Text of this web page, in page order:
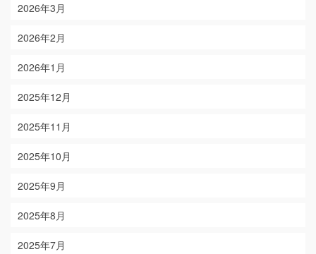
2026年3月
2026年2月
2026年1月
2025年12月
2025年11月
2025年10月
2025年9月
2025年8月
2025年7月